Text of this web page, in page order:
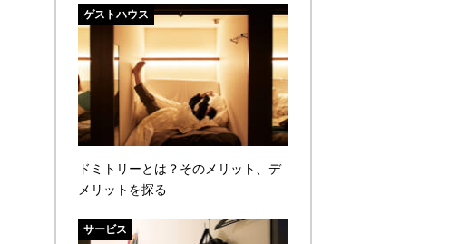
ゲストハウス
ドミトリーとは？そのメリット、デ
メリットを探る
サービス